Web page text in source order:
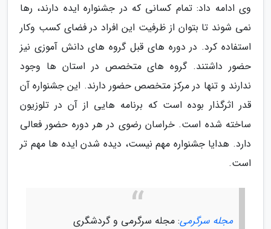
وی ادامه داد: تمام کسانی که در جشنواره ایده دارند، رها
نمی شوند تا بتوان از ظرفیت این افراد در فضای کسب وکار
استفاده کرد. در دوره های قبل گروه های دانش آموزی نیز
حضور داشتند. گروه های متخصص در استان ها وجود
ندارند و تنها در مرکز متخصص حضور دارند. این جشنواره آن
قدر اثرگذار بوده است که برنامه هایی از آن در تلوزیون
ساخته شده است. خراسان رضوی در هر دوره حضور فعالی
دارد. هدایا جشنواره مهم نیست، دیده شدن ایده ها مهم تر
است.
مجله سرگرمی: مجله سرگرمی و گردشگری